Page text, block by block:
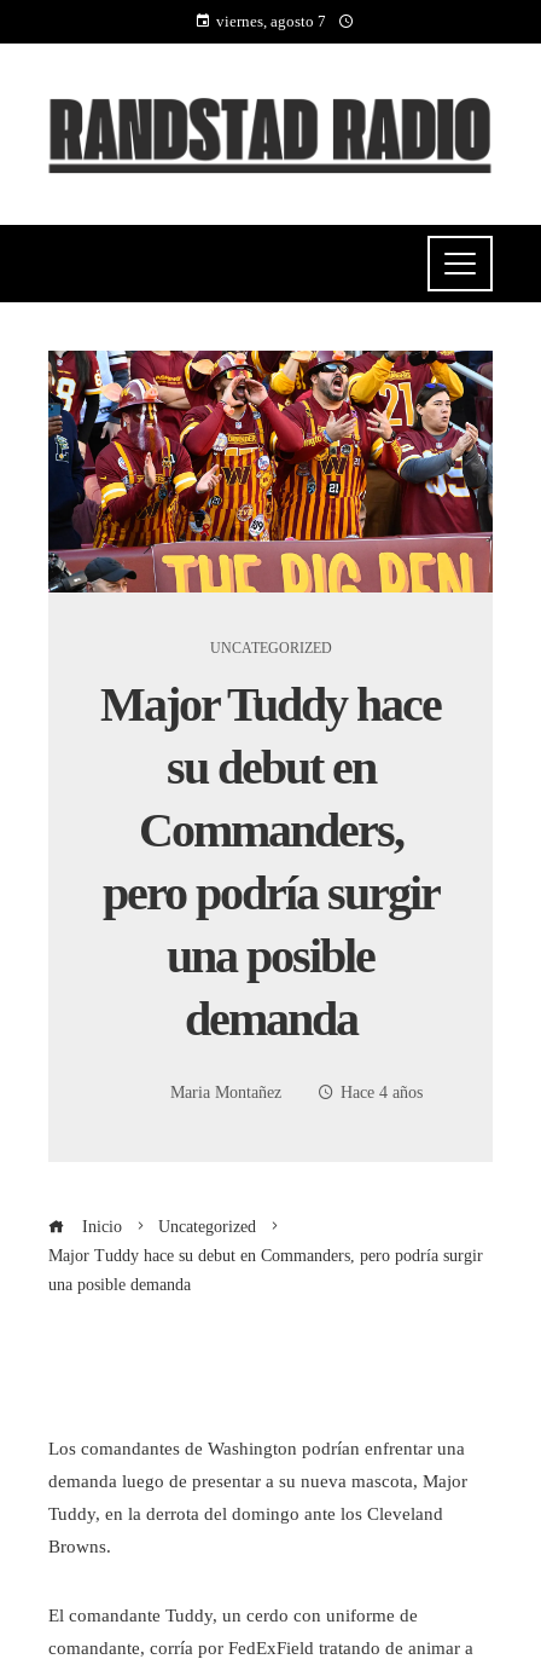
viernes, agosto 7
UNCATEGORIZED
Major Tuddy hace
su debut en
Commanders,
pero podría surgir
una posible
demanda
Maria Montañez Hace 4 años
Inicio
Uncategorized
Major Tuddy hace su debut en Commanders, pero podría surgir
una posible demanda
Los comandantes de Washington podrían enfrentar una
demanda luego de presentar a su nueva mascota, Major
Tuddy, en la derrota del domingo ante los Cleveland
Browns.
El comandante Tuddy, un cerdo con uniforme de
comandante, corría por FedExField tratando de animar a